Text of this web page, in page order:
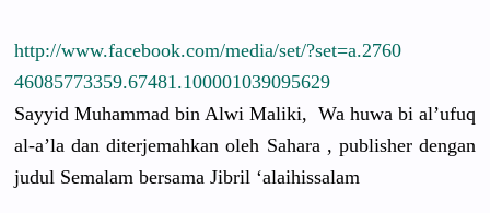
http://www.facebook.com/media/set/?set=a.2760
46085773359.67481.100001039095629
Sayyid Muhammad bin Alwi Maliki, Wa huwa bi al’ufuq
al-a’la dan diterjemahkan oleh Sahara , publisher dengan
judul Semalam bersama Jibril ‘alaihissalam